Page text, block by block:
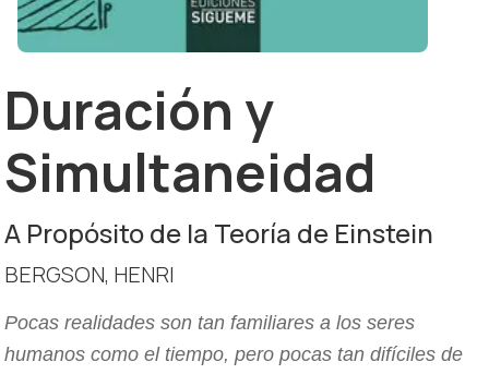
Duración y
Simultaneidad
A Propósito de la Teoría de Einstein
BERGSON, HENRI
Pocas realidades son tan familiares a los seres
humanos como el tiempo, pero pocas tan difíciles de